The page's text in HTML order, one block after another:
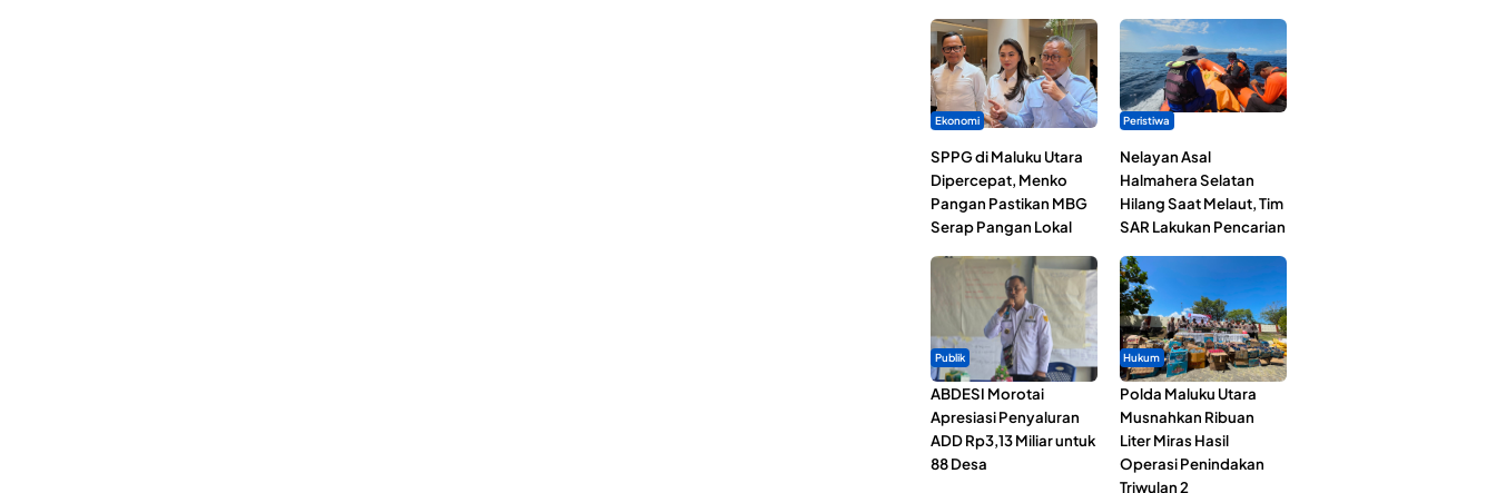
Ekonomi
SPPG di Maluku Utara
Dipercepat, Menko
Pangan Pastikan MBG
Serap Pangan Lokal
Peristiwa
Nelayan Asal
Halmahera Selatan
Hilang Saat Melaut, Tim
SAR Lakukan Pencarian
Publik
ABDESI Morotai
Apresiasi Penyaluran
ADD Rp3,13 Miliar untuk
88 Desa
Hukum
Polda Maluku Utara
Musnahkan Ribuan
Liter Miras Hasil
Operasi Penindakan
Triwulan 2